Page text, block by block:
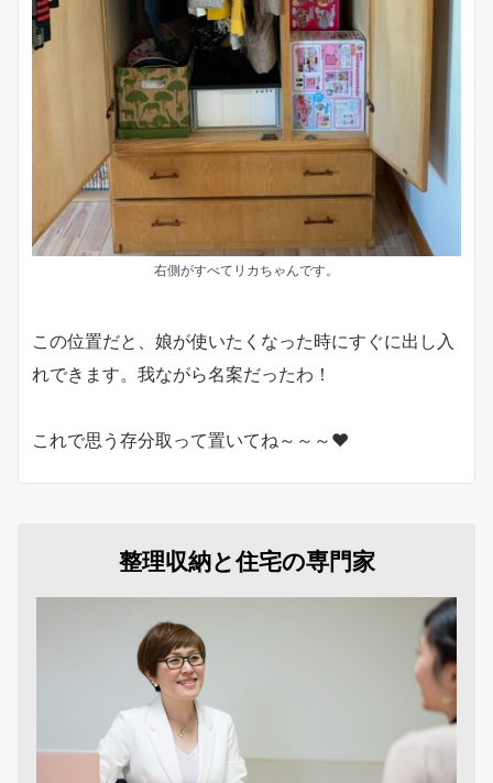
右側がすべてリカちゃんです。
この位置だと、娘が使いたくなった時にすぐに出し入
れできます。我ながら名案だったわ！
これで思う存分取って置いてね～～～♥
整理収納と住宅の専門家